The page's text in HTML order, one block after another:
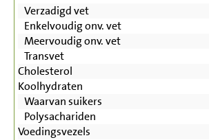
Verzadigd vet
Enkelvoudig onv. vet
Meervoudig onv. vet
Transvet
Cholesterol
Koolhydraten
Waarvan suikers
Polysachariden
Voedingsvezels